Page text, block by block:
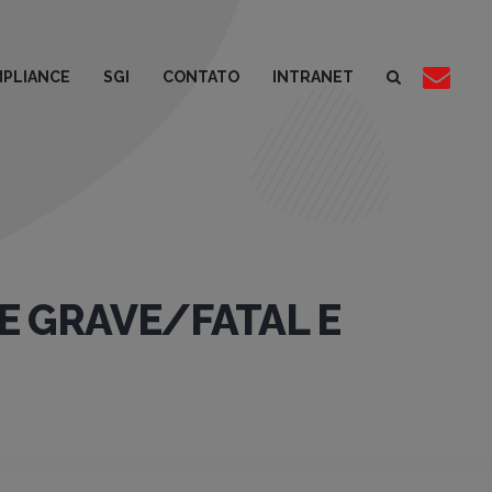
SGI CONTATO INTRANET
GRAVE/FATAL E